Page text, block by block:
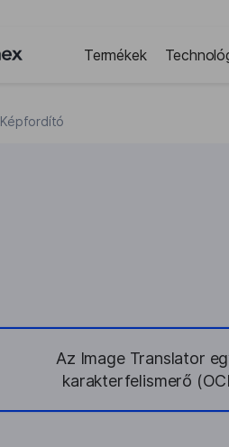
Termékek
Képfordító
Az Image Translator
karakterfelismerő